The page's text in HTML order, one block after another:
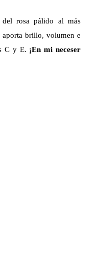
rosa pálido al más
aporta brillo, volumen e
C y E. ¡En mi neceser